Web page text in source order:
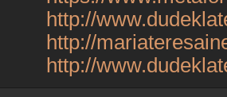
http://
http://
http://